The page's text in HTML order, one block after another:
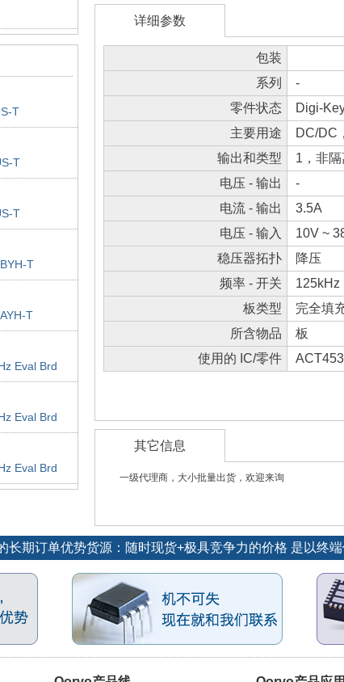
T
T
T
T
T
Eval Brd
Eval Brd
Eval Brd
详细参数
包装
系列
-
零件状态
Digi-
主要用途
DC/DC
输出和类型
1，非隔
电压 - 输出
-
电流 - 输出
3.5A
电压 - 输入
10V ~
稳压器拓扑
降压
频率 - 开关
125kHz
板类型
完全填
所含物品
板
使用的 IC/零件
其它信息
一级代理商，大小批量出货，欢迎来询
长期订单优势货源：随时现货+极具竞争力的价格 是以终